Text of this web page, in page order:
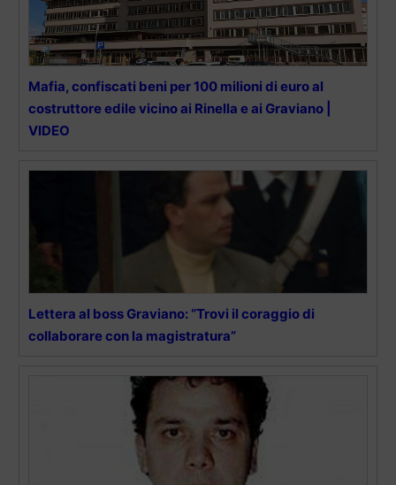
Mafia, confiscati beni per 100 milioni di euro al
costruttore edile vicino ai Rinella e ai Graviano |
VIDEO
Lettera al boss Graviano: “Trovi il coraggio di
collaborare con la magistratura”